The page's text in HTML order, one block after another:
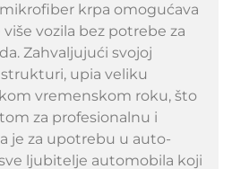
krpa omogućava
vozila bez potrebe za
Zahvaljujući svojoj
upia veliku
vremenskom roku, što
za profesionalnu i
je za upotrebu u auto-
ljubitelje automobila koji